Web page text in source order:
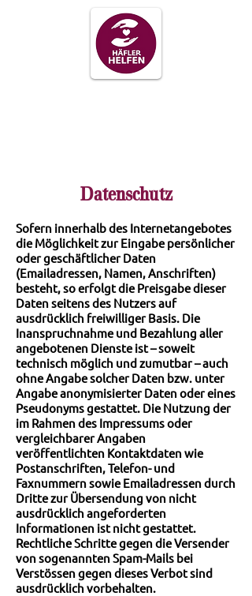
Datenschutz
Sofern innerhalb des Internetangebotes
die Möglichkeit zur Eingabe persönlicher
oder geschäftlicher Daten
(Emailadressen, Namen, Anschriften)
besteht, so erfolgt die Preisgabe dieser
Daten seitens des Nutzers auf
ausdrücklich freiwilliger Basis. Die
Inanspruchnahme und Bezahlung aller
angebotenen Dienste ist – soweit
technisch möglich und zumutbar – auch
ohne Angabe solcher Daten bzw. unter
Angabe anonymisierter Daten oder eines
Pseudonyms gestattet. Die Nutzung der
im Rahmen des Impressums oder
vergleichbarer Angaben
veröffentlichten Kontaktdaten wie
Postanschriften, Telefon- und
Faxnummern sowie Emailadressen durch
Dritte zur Übersendung von nicht
ausdrücklich angeforderten
Informationen ist nicht gestattet.
Rechtliche Schritte gegen die Versender
von sogenannten Spam-Mails bei
Verstössen gegen dieses Verbot sind
ausdrücklich vorbehalten.